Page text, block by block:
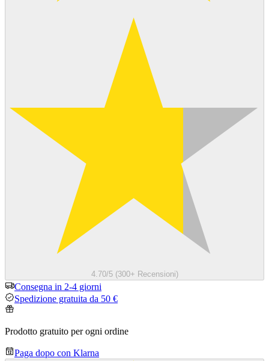
4.70/5 (300+ Recensioni)
Consegna in 2-4 giorni
Spedizione gratuita da 50 €
Prodotto gratuito per ogni ordine
Paga dopo con Klarna